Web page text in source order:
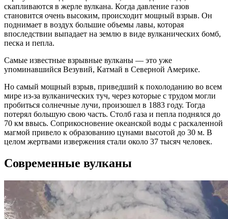
скапливаются в жерле вулкана. Когда давление газов
становится очень высоким, происходит мощный взрыв. Он
поднимает в воздух большие объемы лавы, которая
впоследствии выпадает на землю в виде вулканических бомб,
песка и пепла.
Самые известные взрывные вулканы — это уже
упоминавшийся Везувий, Катмай в Северной Америке.
Но самый мощный взрыв, приведший к похолоданию во всем
мире из-за вулканических туч, через которые с трудом могли
пробиться солнечные лучи, произошел в 1883 году. Тогда
потерял большую свою часть. Столб газа и пепла поднялся до
70 км ввысь. Соприкосновение океанской воды с раскаленной
магмой привело к образованию цунами высотой до 30 м. В
целом жертвами извержения стали около 37 тысяч человек.
Современные вулканы